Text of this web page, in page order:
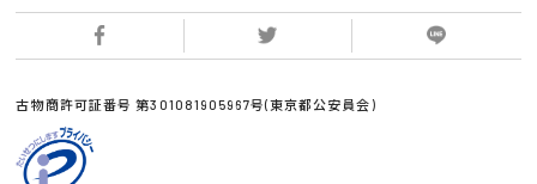
古物商許可証番号 第301081905967号(東京都公安員会)